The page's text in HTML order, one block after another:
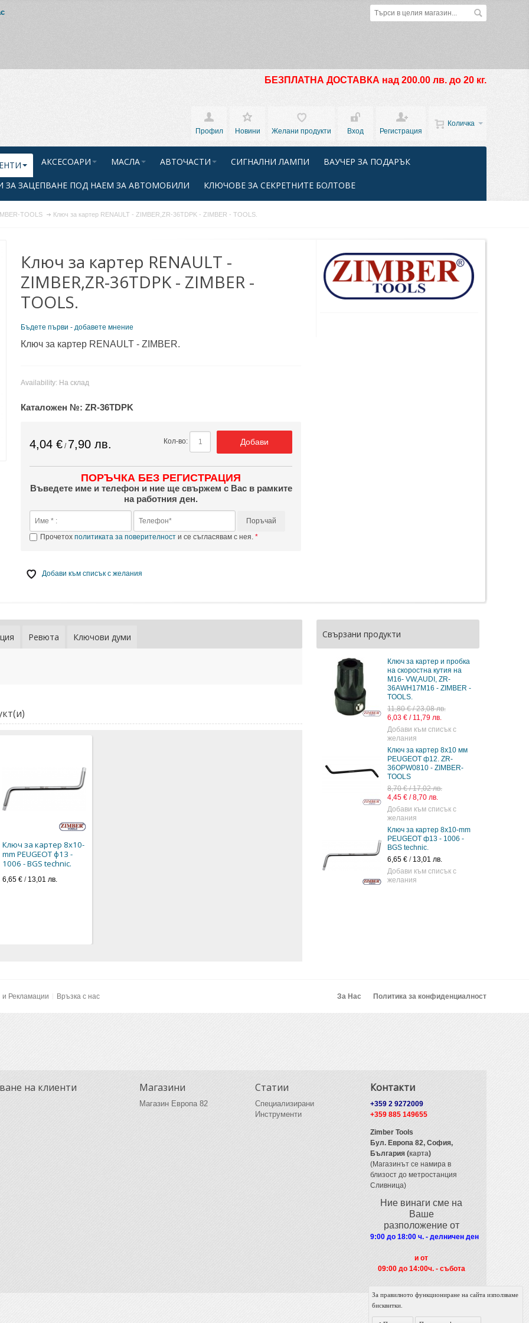
БЕЗПЛАТНА ДОСТАВКА над 200.00 лв. до 20 кг.
Количка
Профил
Новини Желани продукти Вход Регистрация
АКСЕСОАРИ МАСЛА АВТОЧАСТИ СИГНАЛНИ ЛАМПИ ВАУЧЕР ЗА ПОДАРЪК
ЗА ЗАЦЕПВАНЕ ПОД НАЕМ ЗА АВТОМОБИЛИ КЛЮЧОВЕ ЗА СЕКРЕТНИТЕ БОЛТОВЕ
TOOLS Ключ за картер RENAULT - ZIMBER,ZR-36TDPK - ZIMBER - TOOLS.
Ключ за картер RENAULT -
ZIMBER,ZR-36TDPK - ZIMBER -
TOOLS.
Бъдете първи - добавете мнение
Ключ за картер RENAULT - ZIMBER.
Availability: На склад
Каталожен №:ZR-36TDPK
4,04 € / 7,90 лв. Кол-во: Добави
ПОРЪЧКА БЕЗ РЕГИСТРАЦИЯ
Въведете име и телефон и ние ще свържем с Вас в рамките
на работния ден.
Поръчай
Прочетохполитиката за поверителност и се съгласявам с нея.
Добави към списък с желания
Ревюта Ключови думи Свързани продукти
Ключ за картер и пробка
на скоростна кутия на
M16- VW,AUDI, ZR-
36AWH17M16 - ZIMBER -
TOOLS.
11,80 € / 23,08 лв.
6,03 € / 11,79 лв.
Добави към списък с
желания
Ключ за картер 8х10 мм
PEUGEOT ф12. ZR-
36OPW0810 - ZIMBER-
TOOLS
8,70 € / 17,02 лв.
4,45 € / 8,70 лв.
Добави към списък с
желания
Ключ за картер 8х10-mm
PEUGEOT ф13 - 1006 -
BGS technic.
6,65 € / 13,01 лв.
Добави към списък с
желания
Ключ за картер 8х10-
mm PEUGEOT ф13 -
1006 - BGS technic.
6,65 €/ 13,01 лв.
и Рекламации Връзка с нас За Нас Политика за конфиденциалност
на клиенти Магазини
Магазин Европа 82
Статии
Специализирани
Инструменти
Контакти
+359 2 9272009
+359 885 149655
Zimber Tools
Бул. Европа 82,София,
България (карта)
(Магазинът се намира в
близост до метростанция
Сливница)
Ние винаги сме на
Ваше
разположение от
9:00 до 18:00 ч. - делничен ден
и от
09:00 до 14:00ч. - събота
За правилното функциониране на сайта използваме
бисквитки.